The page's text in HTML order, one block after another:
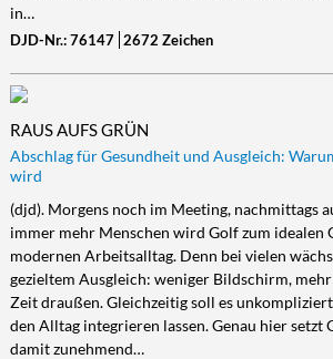
in…
DJD-Nr.: 76147 2672 Zeichen
RAUS AUFS GRÜN
Abschlag für Gesundheit und Ausgleich:
wird
(djd). Morgens noch im Meeting, nachmittags
immer mehr Menschen wird Golf zum idealen
modernen Arbeitsalltag. Denn bei vielen
gezieltem Ausgleich: weniger Bildschirm,
Zeit draußen. Gleichzeitig soll es
den Alltag integrieren lassen. Genau hier setzt
damit zunehmend…